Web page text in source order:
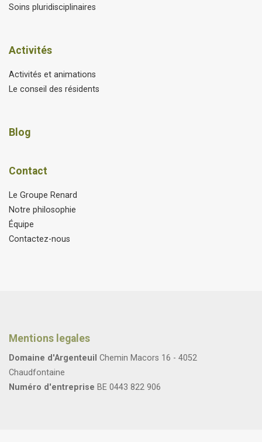
Soins pluridisciplinaires
Activités
Activités et animations
Le conseil des résidents
Blog
Contact
Le Groupe Renard
Notre philosophie
Équipe
Contactez-nous
Mentions legales
Domaine d'Argenteuil Chemin Macors 16 - 4052
Chaudfontaine
Numéro d'entreprise BE 0443 822 906